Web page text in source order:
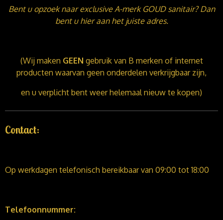
Bent u opzoek naar exclusive A-merk GOUD sanitair? Dan
bent u hier aan het juiste adres.
(Wij maken GEEN gebruik van B merken of internet
producten waarvan geen onderdelen verkrijgbaar zijn,
en u verplicht bent weer helemaal nieuw te kopen)
Contact:
Op werkdagen telefonisch bereikbaar van 09:00 tot 18:00
Telefoonnummer: